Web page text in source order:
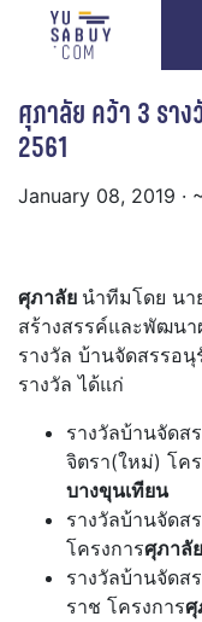
ศุภาลัย คว้า 3 รา
2561
January 08, 2019 ·
ศุภาลัย นำทีมโดย นา
สร้างสรรค์และพัฒน
รางวัล บ้านจัดสรรอ
รางวัล ได้แก่
รางวัลบ้านจัดส
จิตรา(ใหม่) โค
บางขุนเทียน
รางวัลบ้านจัดส
โครงการศุภาลั
รางวัลบ้านจัดส
ราช โครงการศุ